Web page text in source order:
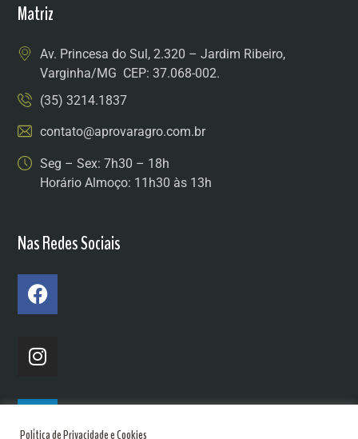
Matriz
Av. Princesa do Sul, 2.320 – Jardim Ribeiro,
Varginha/MG CEP: 37.068-002.
(35) 3214.1837
contato@aprovaragro.com.br
Seg – Sex: 7h30 – 18h
Horário Almoço: 11h30 às 13h
Nas Redes Sociais
Política de Privacidade e Cookies